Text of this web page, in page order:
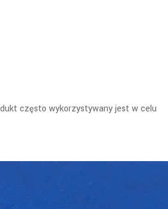
często wykorzystywany jest w celu